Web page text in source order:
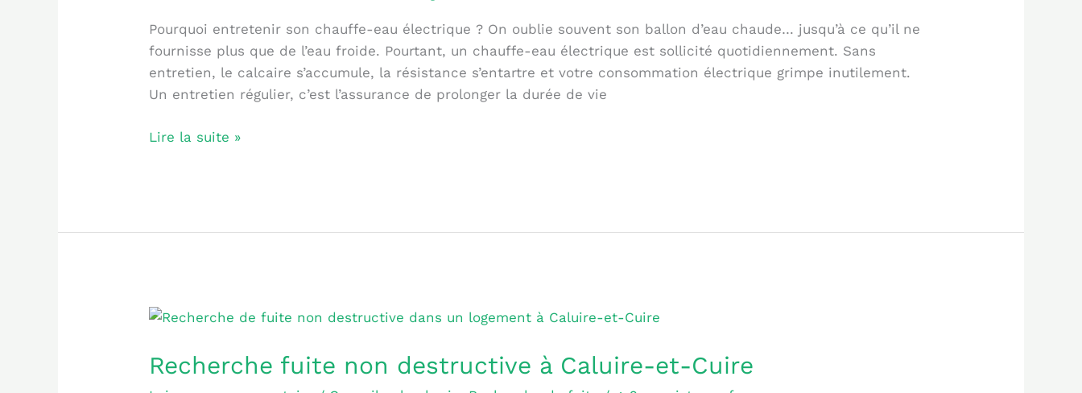
Pourquoi entretenir son chauffe-eau électrique ? On oublie souvent son ballon d’eau chaude… jusqu’à ce qu’il ne
fournisse plus que de l’eau froide. Pourtant, un chauffe-eau électrique est sollicité quotidiennement. Sans
entretien, le calcaire s’accumule, la résistance s’entartre et votre consommation électrique grimpe inutilement.
Un entretien régulier, c’est l’assurance de prolonger la durée de vie
les
bons
réflexes
pour
la
Lire la suite »
Recherche fuite non destructive à Caluire-et-Cuire
Recherche
non